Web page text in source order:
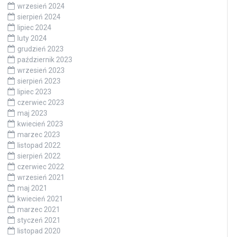
wrzesień 2024
sierpień 2024
lipiec 2024
luty 2024
grudzień 2023
październik 2023
wrzesień 2023
sierpień 2023
lipiec 2023
czerwiec 2023
maj 2023
kwiecień 2023
marzec 2023
listopad 2022
sierpień 2022
czerwiec 2022
wrzesień 2021
maj 2021
kwiecień 2021
marzec 2021
styczeń 2021
listopad 2020